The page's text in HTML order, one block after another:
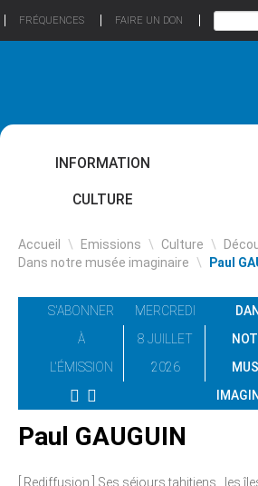
FRÉQUENCES FAIRE UN DON
INFORMATION
CULTURE
Accueil \ Emissions \ Culture \
Dans notre musée imaginaire \ Paul
S'ABONNER
À
L'ÉMISSION
MERCREDI
8 JUILLET
2026
Paul GAUGUIN
[ Rediffusion ] Ses séjours tahitiens...les